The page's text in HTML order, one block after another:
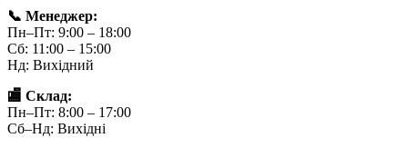
📞 Менеджер:
Пн–Пт: 9:00 – 18:00
Сб: 11:00 – 15:00
Нд: Вихідний
🏬 Склад:
Пн–Пт: 8:00 – 17:00
Сб–Нд: Вихідні